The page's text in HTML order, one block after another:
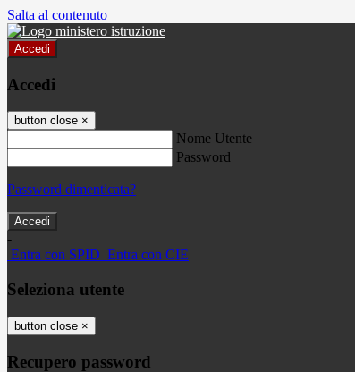
Salta al contenuto
Accedi
Accedi
button close ×
Nome Utente
Password
Password dimenticata?
-
Entra con SPID Entra con CIE
Seleziona utente
button close ×
Recupero password